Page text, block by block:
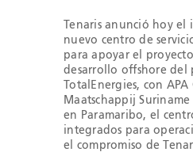
Tenaris anunció hoy
nuevo centro de
para apoyar el
desarrollo offshore del
TotalEnergies, con
Maatschappij
en Paramaribo, el
integrados para
el compromiso de